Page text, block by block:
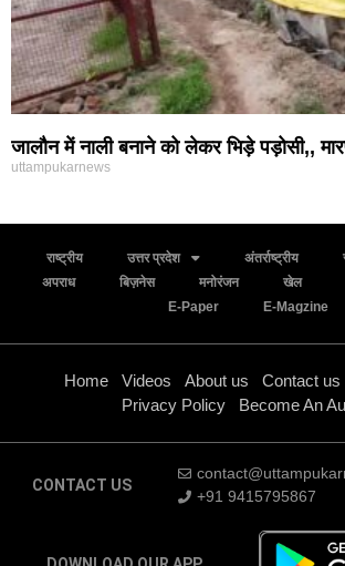
जालौन में नाली बनाने को लेकर भिड़े पड़ोसी,,
uttampukarnews
राष्ट्रीय उत्तर प्रदेश अंतर्राष्ट्रीय
अपराध
बिज़नेस मनोरंजन खेल
E-Paper
E-Magzine
Home Videos About us Contact us
Privacy Policy
Become An
CONTACT US
+91 9415795867